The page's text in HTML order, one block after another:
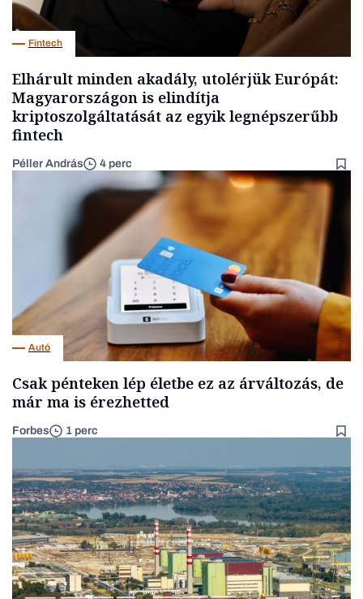
Fintech
Elhárult minden akadály, utolérjük Európát:
Magyarországon is elindítja
kriptoszolgáltatását az egyik legnépszerűbb
fintech
Péller András 4 perc
Autó
Csak pénteken lép életbe ez az árváltozás, de
már ma is érezhetted
Forbes 1 perc